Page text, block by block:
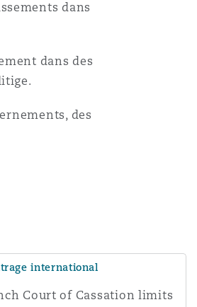
dans
dans des
des
international
Court of Cassation limits